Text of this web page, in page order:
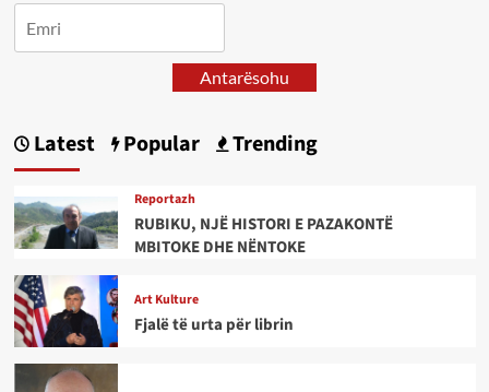
Antarësohu
Latest Popular Trending
Reportazh
RUBIKU, NJË HISTORI E PAZAKONTË
MBITOKE DHE NËNTOKE
Art Kulture
Fjalë të urta për librin